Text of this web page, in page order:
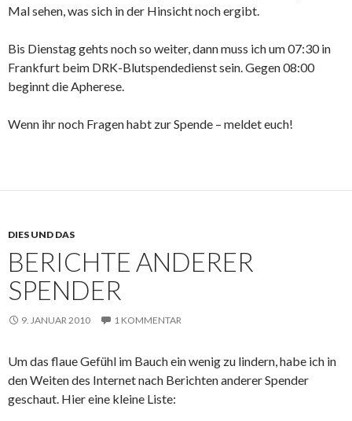
Mal sehen, was sich in der Hinsicht noch ergibt.
Bis Dienstag gehts noch so weiter, dann muss ich um 07:30 in
Frankfurt beim DRK-Blutspendedienst sein. Gegen 08:00
beginnt die Apherese.
Wenn ihr noch Fragen habt zur Spende – meldet euch!
DIES UND DAS
BERICHTE ANDERER
SPENDER
9. JANUAR 2010 1 KOMMENTAR
Um das flaue Gefühl im Bauch ein wenig zu lindern, habe ich in
den Weiten des Internet nach Berichten anderer Spender
geschaut. Hier eine kleine Liste: